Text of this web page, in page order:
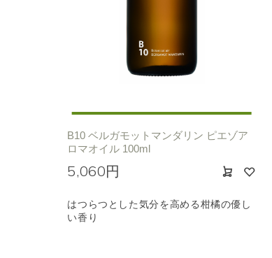
B10 ベルガモットマンダリン ピエゾア
ロマオイル 100ml
5,060円
はつらつとした気分を高める柑橘の優し
い香り